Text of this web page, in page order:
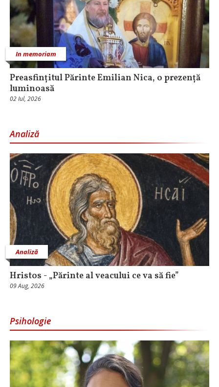
In memoriam
Preasfințitul Părinte Emilian Nica, o prezență
luminoasă
02 Iul, 2026
Analiză
Analiză
Hristos - „Părinte al veacului ce va să fie”
09 Aug, 2026
Psihologie